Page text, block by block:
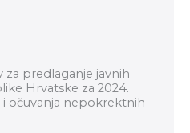
za predlaganje javnih
Hrvatske za 2024.
očuvanja nepokrektnih